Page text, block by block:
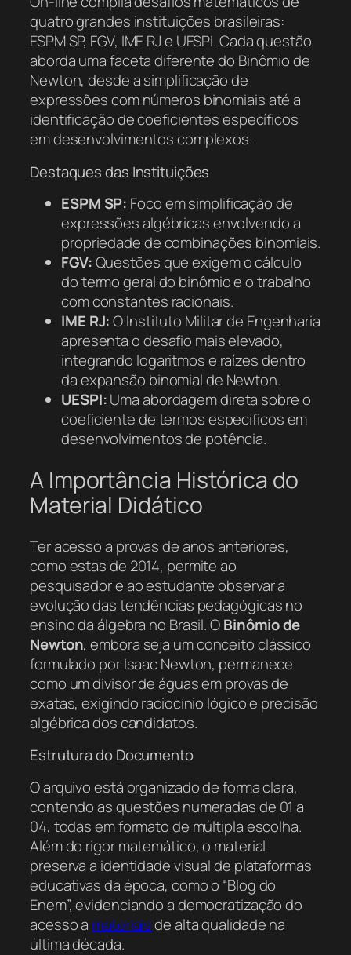
quatro grandes instituições brasileiras:
ESPM SP, FGV, IME RJ e UESPI. Cada questão
aborda uma faceta diferente do Binômio de
Newton, desde a simplificação de
expressões com números binomiais até a
identificação de coeficientes específicos
em desenvolvimentos complexos.
Destaques das Instituições
ESPM SP: Foco em simplificação de
expressões algébricas envolvendo a
propriedade de combinações binomiais.
FGV:Questões que exigem o cálculo
do termo geral do binômio e o trabalho
com constantes racionais.
IME RJ:O Instituto Militar de Engenharia
apresenta o desafio mais elevado,
integrando logaritmos e raízes dentro
da expansão binomial de Newton.
UESPI:Uma abordagem direta sobre o
coeficiente de termos específicos em
desenvolvimentos de potência.
A Importância Histórica do
Material Didático
Ter acesso a provas de anos anteriores,
como estas de 2014, permite ao
pesquisador e ao estudante observar a
evolução das tendências pedagógicas no
ensino da álgebra no Brasil. OBinômio de
Newton, embora seja um conceito clássico
formulado por Isaac Newton, permanece
como um divisor de águas em provas de
exatas, exigindo raciocínio lógico e precisão
algébrica dos candidatos.
Estrutura do Documento
O arquivo está organizado de forma clara,
contendo as questões numeradas de 01 a
04, todas em formato de múltipla escolha.
Além do rigor matemático, o material
preserva a identidade visual de plataformas
educativas da época, como o “Blog do
Enem”, evidenciando a democratização do
acesso a materiaisde alta qualidade na
última década.